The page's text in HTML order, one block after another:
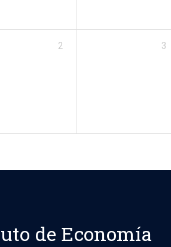
2 3
de Economía